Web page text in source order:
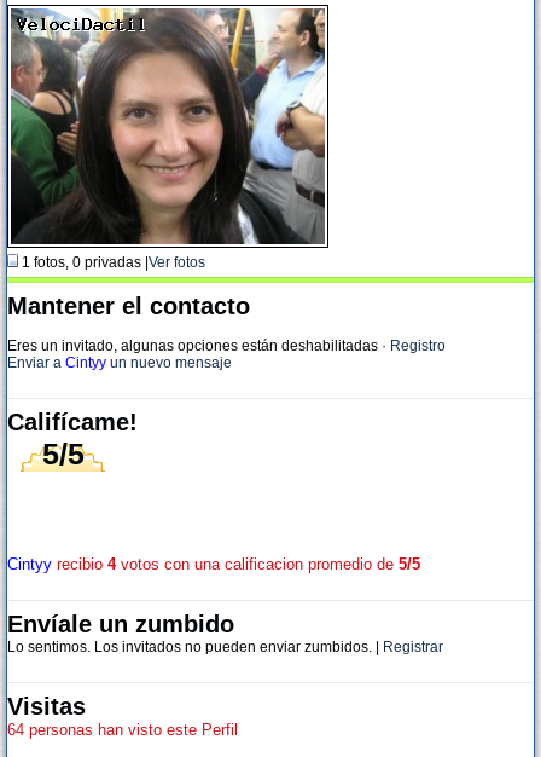
1 fotos, 0 privadas | Ver fotos
Mantener el contacto
Eres un invitado, algunas opciones están deshabilitadas · Registro
Enviar a Cintyy un nuevo mensaje
Califícame!
5/5
Cintyy recibio 4votos con una calificacion promedio de 5/5
Envíale un zumbido
Lo sentimos. Los invitados no pueden enviar zumbidos. | Registrar
Visitas
64 personas han visto este Perfil